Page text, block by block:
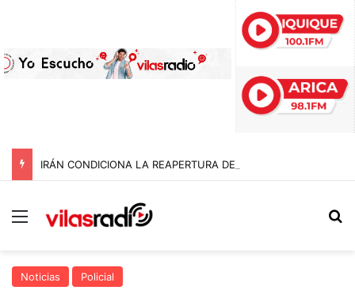
Menú
Noticias Policial